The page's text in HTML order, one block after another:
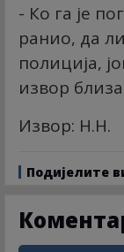
- Ко га је
ранио, да
полиција,
извор
Извор: Н.Н.
Подијелите